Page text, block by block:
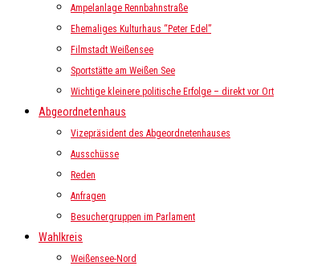
Ampelanlage Rennbahnstraße
Ehemaliges Kulturhaus “Peter Edel”
Filmstadt Weißensee
Sportstätte am Weißen See
Wichtige kleinere politische Erfolge – direkt vor Ort
Abgeordnetenhaus
Vizepräsident des Abgeordnetenhauses
Ausschüsse
Reden
Anfragen
Besuchergruppen im Parlament
Wahlkreis
Weißensee-Nord